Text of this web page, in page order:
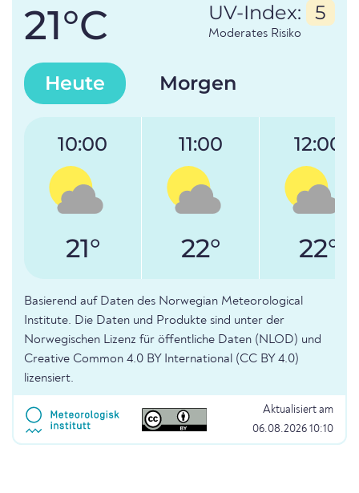
21°C UV-Index: 5
Moderates Risiko
Heute Morgen
10:00
21°
11:00
22°
12:00
22°
Basierend auf Daten des Norwegian Meteorological
Institute. Die Daten und Produkte sind unter der
Norwegischen Lizenz für öffentliche Daten (NLOD) und
Creative Common 4.0 BY International (CC BY 4.0)
lizensiert.
Aktualisiert am
06.08.2026 10:10